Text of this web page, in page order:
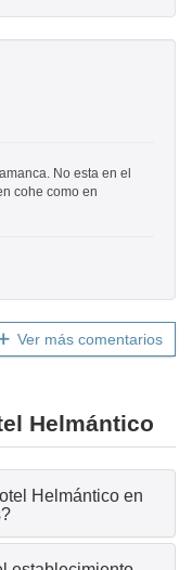
No esta en el
cohe como en
Ver más comentarios
Helmántico
Helmántico en